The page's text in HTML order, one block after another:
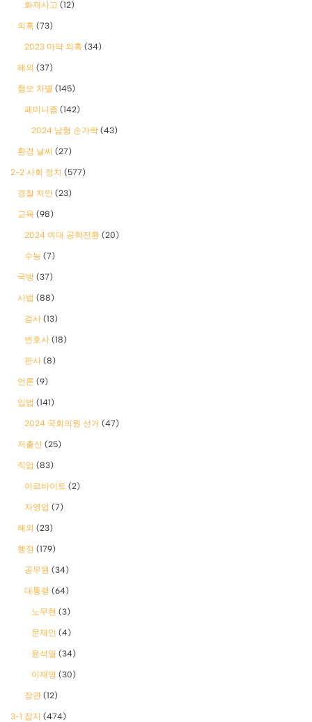
화재사고 (12)
의혹 (73)
2023 마약 의혹 (34)
해외 (37)
혐오 차별 (145)
폐미니즘 (142)
2024 남혐 손가락 (43)
환경 날씨 (27)
2-2 사회 정치 (577)
경찰 치안 (23)
교육 (98)
2024 여대 공학전환 (20)
수능 (7)
국방 (37)
사법 (88)
검사 (13)
변호사 (18)
판사 (8)
언론 (9)
입법 (141)
2024 국회의원 선거 (47)
저출산 (25)
직업 (83)
아르바이트 (2)
자영업 (7)
해외 (23)
행정 (179)
공무원 (34)
대통령 (64)
노무현 (3)
문재인 (4)
윤석열 (34)
이재명 (30)
장관 (12)
3-1 잡지 (474)